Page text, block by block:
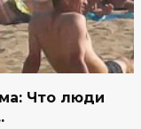
Что люди